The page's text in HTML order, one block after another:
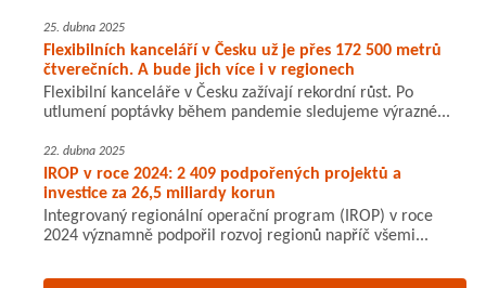
25. dubna 2025
Flexibilních kanceláří v Česku už je přes 172 500 metrů
čtverečních. A bude jich více i v regionech
Flexibilní kanceláře v Česku zažívají rekordní růst. Po
utlumení poptávky během pandemie sledujeme výrazné...
22. dubna 2025
IROP v roce 2024: 2 409 podpořených projektů a
investice za 26,5 miliardy korun
Integrovaný regionální operační program (IROP) v roce
2024 významně podpořil rozvoj regionů napříč všemi...